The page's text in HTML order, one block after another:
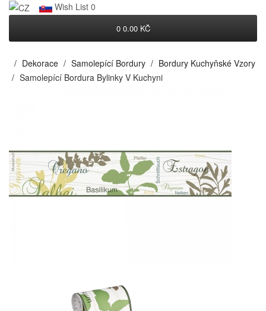
Wish List 0
0 0.00 KČ
Dekorace Samolepící Bordury
Bordury Kuchyňské Vzory
Samolepící Bordura Bylinky V Kuchyni